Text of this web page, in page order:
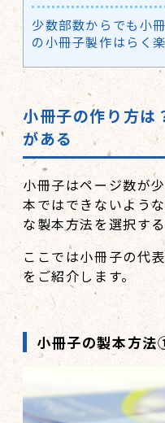
少数部数からでも小
の小冊子製作はらく
小冊子の作り方は
がある
小冊子はページ数が
本ではできないよう
な製本方法を選択す
ここでは小冊子の代
をご紹介します。
小冊子の製本方